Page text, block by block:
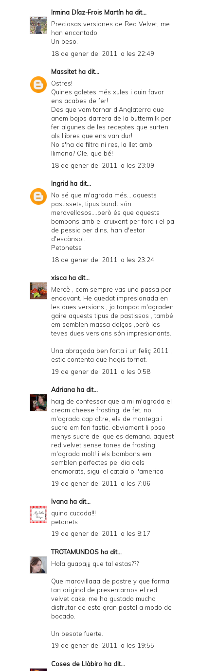
Irmina Díaz-Frois Martín ha dit...
Preciosas versiones de Red Velvet, me
han encantado.
Un beso.
18 de gener del 2011, a les 22:49
Massitetha dit...
Ostres!
Quines galetes més xules i quin favor
ens acabes de fer!
Des que vam tornar d'Anglaterra que
anem bojos darrera de la buttermilk per
fer algunes de les receptes que surten
als llibres que ens van dur!
No s'ha de filtra ni res, la llet amb
llimona? Ole, que bé!
18 de gener del 2011, a les 23:09
Ingrid ha dit...
No sé que m'agrada més....aquests
pastissets, tipus bundt són
meravellosos....però és que aquests
bombons amb el cruixent per fora i el pa
de pessic per dins, han d'estar
d'escànsol.
Petonetss
18 de gener del 2011, a les 23:24
xisca ha dit...
Mercè , com sempre vas una passa per
endavant. He quedat impresionada en
les dues versions , jo tampoc m'agraden
gaire aquests tipus de pastissos , també
em semblen massa dolços ,però les
teves dues versions són impresionants.
Una abraçada ben forta i un feliç 2011 ,
estic contenta que hagis tornat.
19 de gener del 2011, a les 0:58
Adriana ha dit...
haig de confessar que a mi m'agrada el
cream cheese frosting, de fet, no
m'agrada cap altre, els de mantega i
sucre em fan fastic. obviament li poso
menys sucre del que es demana. aquest
red velvet sense tones de frosting
m'agrada molt! i els bombons em
semblen perfectes pel dia dels
enamorats, sigui el catala o l'america
19 de gener del 2011, a les 7:06
Ivana ha dit...
quina cucada!!!
petonets
19 de gener del 2011, a les 8:17
TROTAMUNDOS ha dit...
Hola guapa¡¡¡ que tal estas???
Que maravillaaa de postre y que forma
tan original de presentarnos el red
velvet cake, me ha gustado mucho
disfrutar de este gran pastel a modo de
bocado.
Un besote fuerte.
19 de gener del 2011, a les 19:55
Coses de Llàbiro ha dit...